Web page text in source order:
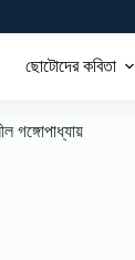
ছোটোদের কবিতা
গঙ্গোপাধ্যায়